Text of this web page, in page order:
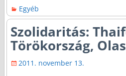
Egyéb
Szolidaritás:
Törökország,
2011. november 13.